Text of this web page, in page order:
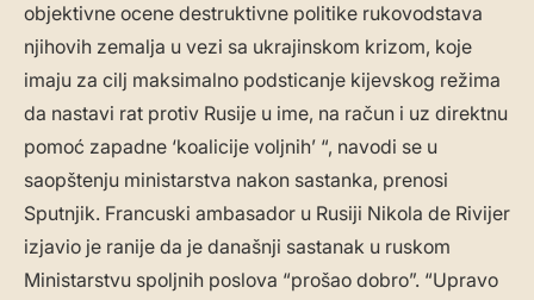
objektivne ocene destruktivne politike rukovodstava
njihovih zemalja u vezi sa ukrajinskom krizom, koje
imaju za cilj maksimalno podsticanje kijevskog režima
da nastavi rat protiv Rusije u ime, na račun i uz direktnu
pomoć zapadne ‘koalicije voljnih’ “, navodi se u
saopštenju ministarstva nakon sastanka, prenosi
Sputnjik. Francuski ambasador u Rusiji Nikola de Rivijer
izjavio je ranije da je današnji sastanak u ruskom
Ministarstvu spoljnih poslova “prošao dobro”. “Upravo